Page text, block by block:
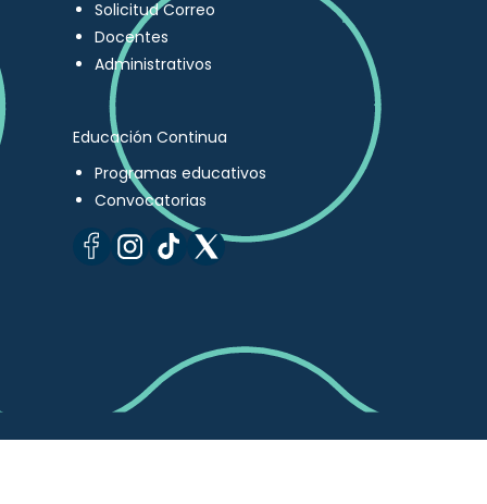
Solicitud Correo
Docentes
Administrativos
Educación Continua
Programas educativos
Convocatorias